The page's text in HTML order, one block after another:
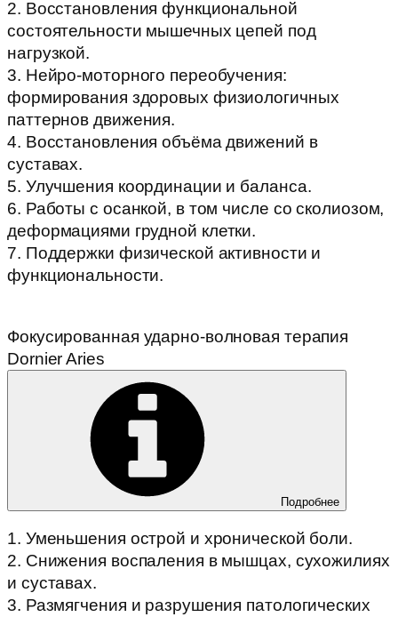
2. Восстановления функциональной
состоятельности мышечных цепей под
нагрузкой.
3. Нейро-моторного переобучения:
формирования здоровых физиологичных
паттернов движения.
4. Восстановления объёма движений в
суставах.
5. Улучшения координации и баланса.
6. Работы с осанкой, в том числе со сколиозом,
деформациями грудной клетки.
7. Поддержки физической активности и
функциональности.
Фокусированная ударно-волновая терапия
Dornier Aries
Подробнее
1. Уменьшения острой и хронической боли.
2. Снижения воспаления в мышцах, сухожилиях
и суставах.
3. Размягчения и разрушения патологических